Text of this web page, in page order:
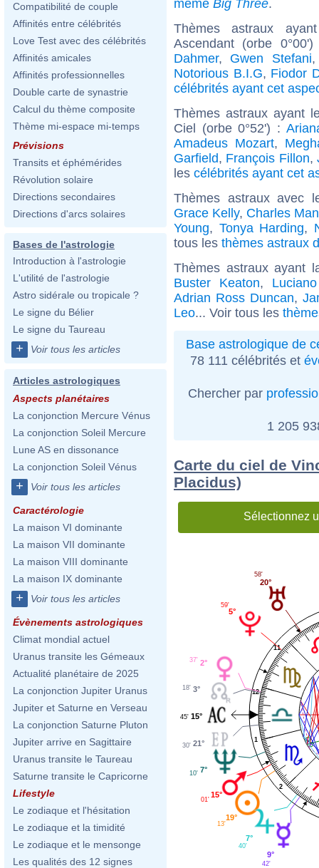
Compatibilité de couple
Affinités entre célébrités
Love Test avec des célébrités
Affinités amicales
Affinités professionnelles
Double carte de synastrie
Calcul du thème composite
Thème mi-espace mi-temps
Prévisions
Transits et éphémérides
Révolution solaire
Directions secondaires
Directions d'arcs solaires
Bases de l'astrologie
Introduction à l'astrologie
L'utilité de l'astrologie
Astro sidérale ou tropicale ?
Le signe du Bélier
Le signe du Taureau
+ Voir tous les articles
Articles astrologiques
Aspects planétaires
La conjonction Mercure Vénus
La conjonction Soleil Mercure
Lune AS en dissonance
La conjonction Soleil Vénus
+ Voir tous les articles
Caractérologie
La maison VI dominante
La maison VII dominante
La maison VIII dominante
La maison IX dominante
+ Voir tous les articles
Évènements astrologiques
Climat mondial actuel
Uranus transite les Gémeaux
Actualité planétaire de 2025
La conjonction Jupiter Uranus
Jupiter et Saturne en Verseau
La conjonction Saturne Pluton
Jupiter arrive en Sagittaire
Uranus transite le Taureau
Saturne transite le Capricorne
Lifestyle
Le zodiaque et l'hésitation
Le zodiaque et la timidité
Le zodiaque et le mensonge
Les qualités des 12 signes
même Big Three.
Thèmes astraux
Ascendant (orbe
Dahmer, Gwen Stefani
Notorious B.I.G, Fiodor
célébrités ayant cet
Thèmes astraux ayant
Ciel (orbe 0°52') :
Amadeus Mozart,
Garfield, François Fillon,
les célébrités ayant cet
Thèmes astraux avec
Grace Kelly, Charles
Young, Tonya Harding,
tous les thèmes astraux
Thèmes astraux ayant
Buster Keaton,
Adrian Ross Duncan,
Leo... Voir tous les
Base astrologique de
78 111 célébrités et
Chercher par
1 205
Carte du ciel de
Placidus)
Sélectionnez
1
2
11
12
20°
58'
5°
59'
2°
37'
3°
18'
15°
45'
21°
30'
7°
10'
15°
01'
19°
13'
7°
40'
9°
42'